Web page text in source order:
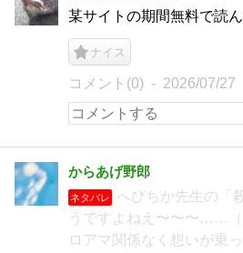
某サイトの期間無料で読
ナイス
コメント(0) 2026/07/27
からあげ野郎
ネタバレ
へびちか先生の
うですよねえ〜〜〜……（
ロアマ関係なく想いが乗